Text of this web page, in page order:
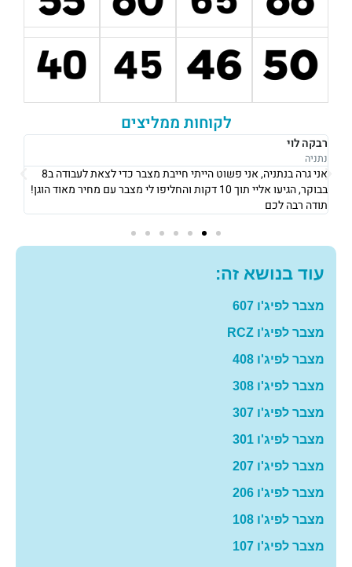
לקוחות ממליצים
רבקה לוי
נתניה
אני גרה בנתניה, אני פשוט הייתי חייבת מצבר כדי לצאת לעבודה ב8
בבוקר, הגיעו אליי תוך 10 דקות והחליפו לי מצבר עם מחיר מאוד הוגן!
תודה רבה לכם
עוד בנושא זה:
מצבר לפיג'ו 607
מצבר לפיג'ו RCZ
מצבר לפיג'ו 408
מצבר לפיג'ו 308
מצבר לפיג'ו 307
מצבר לפיג'ו 301
מצבר לפיג'ו 207
מצבר לפיג'ו 206
מצבר לפיג'ו 108
מצבר לפיג'ו 107